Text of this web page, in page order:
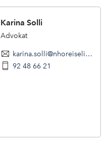
Karina Solli
Advokat
karina.solli@nhoreiseliv.no
92 48 66 21